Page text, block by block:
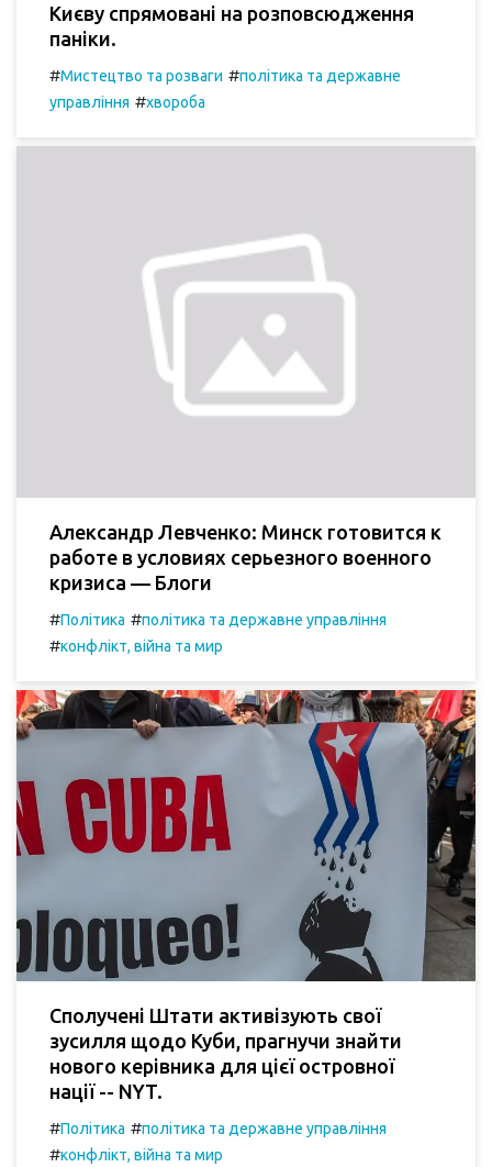
Києву спрямовані на розповсюдження
паніки.
#Мистецтво та розваги #політика та державне
управління #хвороба
Александр Левченко: Минск готовится к
работе в условиях серьезного военного
кризиса — Блоги
#Політика #політика та державне управління
#конфлікт, війна та мир
Сполучені Штати активізують свої
зусилля щодо Куби, прагнучи знайти
нового керівника для цієї островної
нації -- NYT.
#Політика #політика та державне управління
#конфлікт, війна та мир